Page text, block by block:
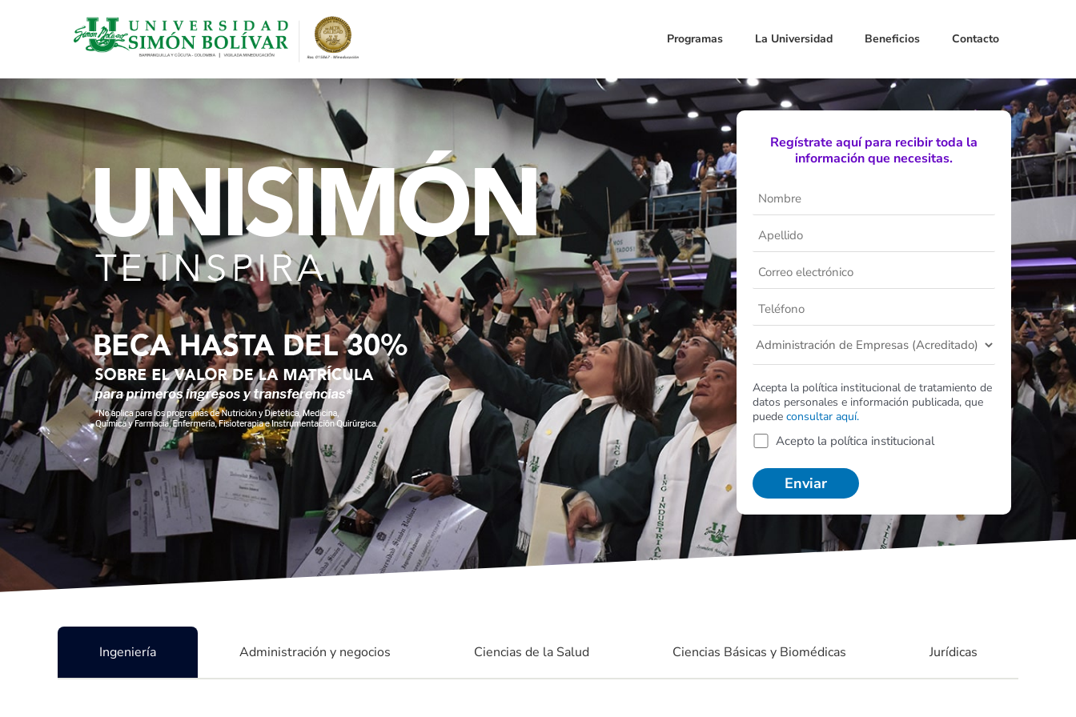
Programas La Universidad Beneficios Contacto
Regístrate aquí para recibir toda la
información que necesitas.
Acepta la política institucional de tratamiento de
datos personales e información publicada, que
puede consultar aquí.
Acepto la política institucional
Ingeniería Administración y negocios Ciencias de la Salud Ciencias Básicas y Biomédicas Jurídicas